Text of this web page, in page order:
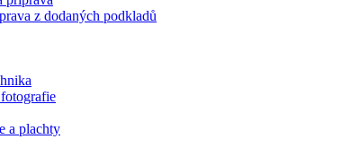
z dodaných podkladů
a plachty